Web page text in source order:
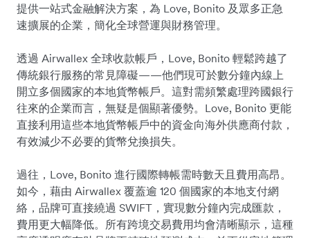
提供一站式金融解決方案，為 Love, Bonito 及眾多正急
速擴展的企業，簡化全球營運與財務管理。
透過 Airwallex 全球收款帳戶，Love, Bonito 輕鬆跨越了
傳統銀行服務的常見障礙——他們現可於數分鐘內線上
開立多個國家的本地貨幣帳戶。這對需頻繁處理跨國銀行
往來的企業而言，無疑是個顯著優勢。Love, Bonito 更能
直接利用這些本地貨幣帳戶中的資金向海外供應商付款，
有效減少不必要的貨幣兌換損失。
過往，Love, Bonito 進行國際轉帳需時數天且費用高昂。
如今，藉由 Airwallex 覆蓋逾 120 個國家的本地支付網
絡，品牌可直接繞過 SWIFT，實現數分鐘內完成匯款，
費用更大幅降低。所有跨境交易費用均會清晰顯示，這種